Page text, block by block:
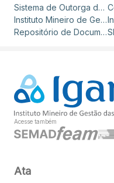
Sistema de Outorga de Direito de Uso de Recursos Hídricos – SOUT
Instituto Mineiro de Gestão das Águas
Repositório de Documentos
Acesse também
Ata